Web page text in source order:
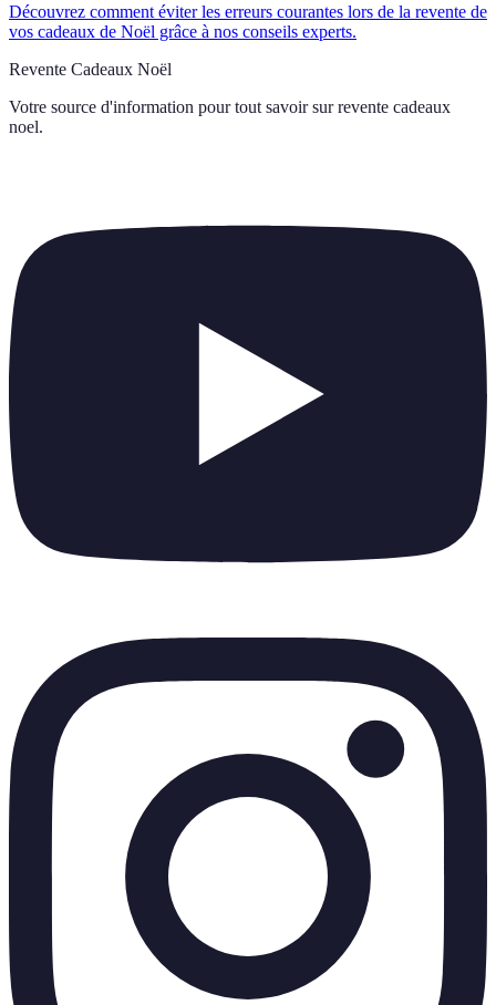
Découvrez comment éviter les erreurs courantes lors de la revente de
vos cadeaux de Noël grâce à nos conseils experts.
Revente Cadeaux Noël
Votre source d'information pour tout savoir sur revente cadeaux
noel.